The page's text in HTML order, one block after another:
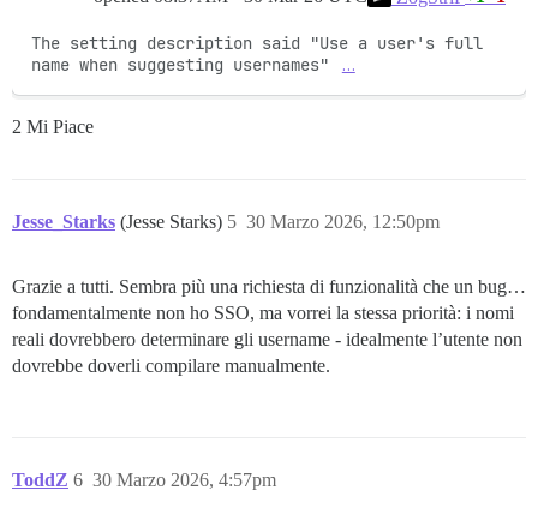
The setting description said "Use a user's full
name when suggesting usernames"
…
2 Mi Piace
Jesse_Starks (Jesse Starks) 30 Marzo 2026, 12:50pm
5
Grazie a tutti. Sembra più una richiesta di funzionalità che un bug…
fondamentalmente non ho SSO, ma vorrei la stessa priorità: i nomi
reali dovrebbero determinare gli username - idealmente l’utente non
dovrebbe doverli compilare manualmente.
ToddZ 30 Marzo 2026, 4:57pm
6